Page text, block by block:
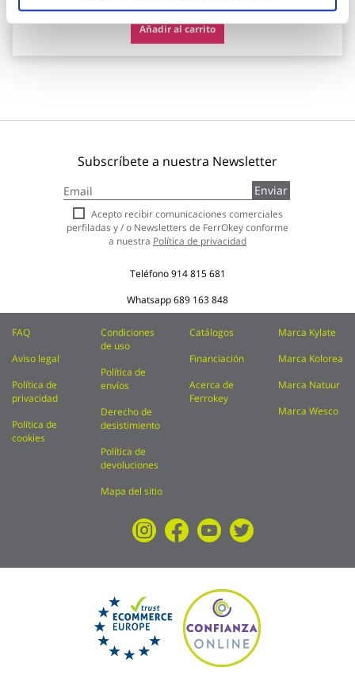
Añadir al carrito
Subscríbete a nuestra Newsletter
a
nuestro
boletín
de
Enviar
Acepto recibir comunicaciones comerciales
perfiladas y / o Newsletters de FerrOkey conforme
a nuestra Política de privacidad
Teléfono914 815 681
Whatsapp689 163 848
FAQ
Aviso legal
Política de
privacidad
Política de
cookies
Condiciones
de uso
Política de
envíos
Derecho de
desistimiento
Política de
devoluciones
Mapa del sitio
Catálogos
Financiación
Acerca de
Ferrokey
Marca Kylate
Marca Kolorea
Marca Natuur
Marca Wesco